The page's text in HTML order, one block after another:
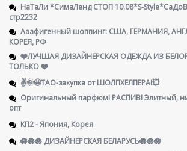
НаТаЛи *СимаЛенд СТОП 10.08*S-
стр2232
Ааафигенный шоппинг: США, ГЕРМАНИЯ,
КОРЕЯ, РФ
❤️ЛУЧШАЯ ДИЗАЙНЕРСКАЯ ОДЕЖДА ИЗ
ТОЛЬКО ❤️
✌️🌞🤩ТАО-закупка от ШОЛПХЕЛПЕРА!💥
Оригинальный парфюм! РАСПИВ! Элитный,
опт
КП2 - Япония, Корея
🪷🪷🪷 ДИЗАЙНЕРСКАЯ БЕЛАРУСЬ🪷🪷🪷